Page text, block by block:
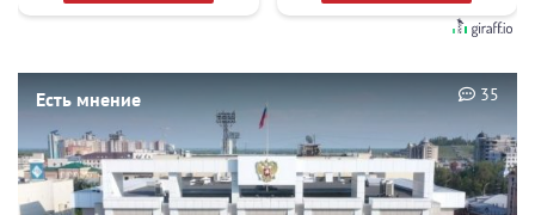
Есть мнение 35